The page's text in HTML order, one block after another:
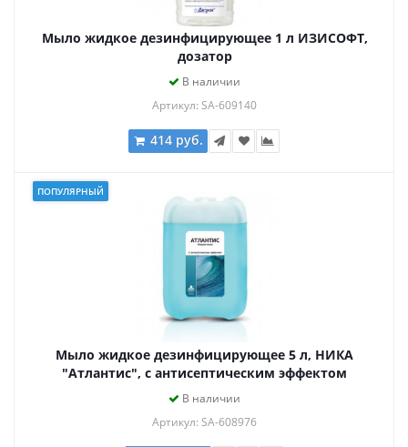
Мыло жидкое дезинфицирующее 1 л ИЗИСОФТ,
дозатор
В наличии
Артикул: SA-609140
414 руб.
ПОПУЛЯРНЫЙ
Мыло жидкое дезинфицирующее 5 л, НИКА
"Атлантис", с антисептическим эффектом
В наличии
Артикул: SA-608976